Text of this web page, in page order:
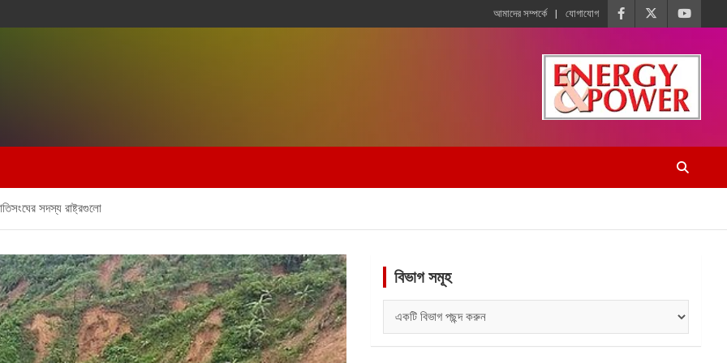
আমাদের সম্পর্কে যোগাযোগ
সদস্য রাষ্ট্রগুলো
বিভাগ সমূহ
সমূহ